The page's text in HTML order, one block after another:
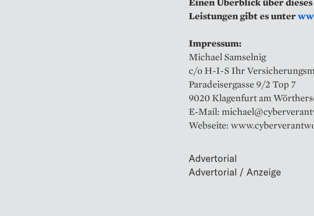
Leistungen gibt es unter
Impressum:
Michael Samselnig
c/o H-I-S Ihr
Paradeisergasse 9/2 Top 7
9020 Klagenfurt am
E-Mail:
Webseite:
Advertorial